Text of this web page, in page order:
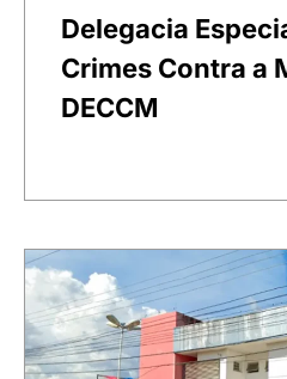
Delegacia
Crimes Contra a
DECCM